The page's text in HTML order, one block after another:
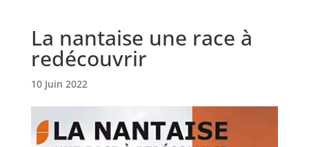
La nantaise une race à
redécouvrir
10 Juin 2022